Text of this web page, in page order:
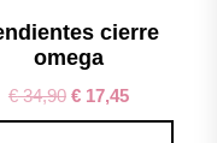
cierre
omega
€34,90 €17,45